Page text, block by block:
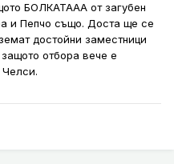
БОЛКАТААА от загубен
и Пепчо също. Доста ще се
достойни заместници
отбора вече е
Челси.